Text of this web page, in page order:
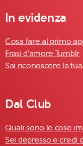
In evidenza
Cosa fare al primo
Frasi d'amore Tumblr
Sai riconoscere la
Dal Club
Quali sono le cose
Sei depresso e credi